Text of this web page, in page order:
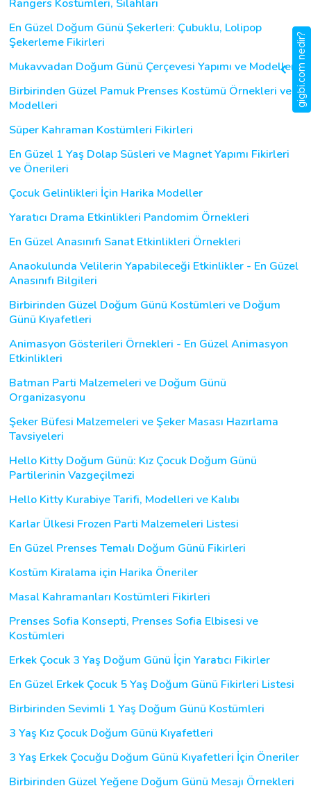
Rangers Kostümleri, Silahları
En Güzel Doğum Günü Şekerleri: Çubuklu, Lolipop
Şekerleme Fikirleri
Mukavvadan Doğum Günü Çerçevesi Yapımı ve Modelleri
Birbirinden Güzel Pamuk Prenses Kostümü Örnekleri ve
Modelleri
Süper Kahraman Kostümleri Fikirleri
En Güzel 1 Yaş Dolap Süsleri ve Magnet Yapımı Fikirleri
ve Önerileri
Çocuk Gelinlikleri İçin Harika Modeller
Yaratıcı Drama Etkinlikleri Pandomim Örnekleri
En Güzel Anasınıfı Sanat Etkinlikleri Örnekleri
Anaokulunda Velilerin Yapabileceği Etkinlikler - En Güzel
Anasınıfı Bilgileri
Birbirinden Güzel Doğum Günü Kostümleri ve Doğum
Günü Kıyafetleri
Animasyon Gösterileri Örnekleri - En Güzel Animasyon
Etkinlikleri
Batman Parti Malzemeleri ve Doğum Günü
Organizasyonu
Şeker Büfesi Malzemeleri ve Şeker Masası Hazırlama
Tavsiyeleri
Hello Kitty Doğum Günü: Kız Çocuk Doğum Günü
Partilerinin Vazgeçilmezi
Hello Kitty Kurabiye Tarifi, Modelleri ve Kalıbı
Karlar Ülkesi Frozen Parti Malzemeleri Listesi
En Güzel Prenses Temalı Doğum Günü Fikirleri
Kostüm Kiralama için Harika Öneriler
Masal Kahramanları Kostümleri Fikirleri
Prenses Sofia Konsepti, Prenses Sofia Elbisesi ve
Kostümleri
Erkek Çocuk 3 Yaş Doğum Günü İçin Yaratıcı Fikirler
En Güzel Erkek Çocuk 5 Yaş Doğum Günü Fikirleri Listesi
Birbirinden Sevimli 1 Yaş Doğum Günü Kostümleri
3 Yaş Kız Çocuk Doğum Günü Kıyafetleri
3 Yaş Erkek Çocuğu Doğum Günü Kıyafetleri İçin Öneriler
Birbirinden Güzel Yeğene Doğum Günü Mesajı Örnekleri
gigbi.com nedir?